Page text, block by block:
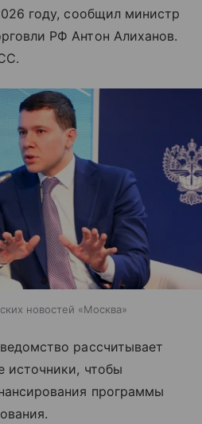
году, сообщил министр
РФ Антон Алиханов.
новостей «Москва»
рассчитывает
источники, чтобы
программы